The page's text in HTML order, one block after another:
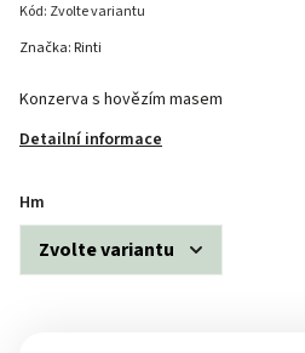
Kód: Zvolte variantu
Konzerva s hovězím masem
Detailní informace
Značka: Rinti
Hm